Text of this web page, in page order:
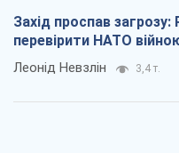
Захід проспав
перевірити НАТО
Леонід Невзлін 3,4 т.